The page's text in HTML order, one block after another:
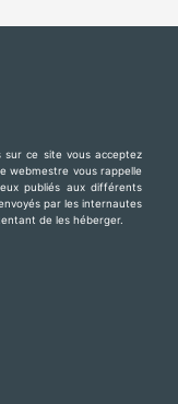
sur ce site vous acceptez
webmestre vous rappelle
publiés aux différents
par les internautes
de les héberger.